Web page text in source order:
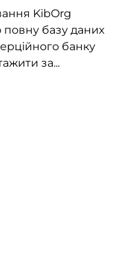
KibOrg
повну базу даних
банку
за...